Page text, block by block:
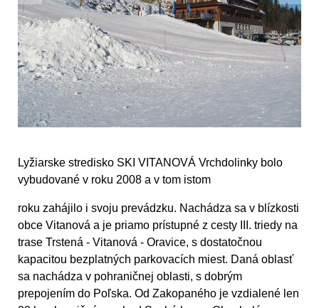
Lyžiarske stredisko SKI VITANOVÁ Vrchdolinky bolo
vybudované v roku 2008 a v tom istom
roku zahájilo i svoju prevádzku. Nachádza sa v blízkosti
obce Vitanová a je priamo prístupné z cesty III. triedy na
trase Trstená - Vitanová - Oravice, s dostatočnou
kapacitou bezplatných parkovacích miest. Daná oblasť
sa nachádza v pohraničnej oblasti, s dobrým
prepojením do Poľska. Od Zakopaného je vzdialené len